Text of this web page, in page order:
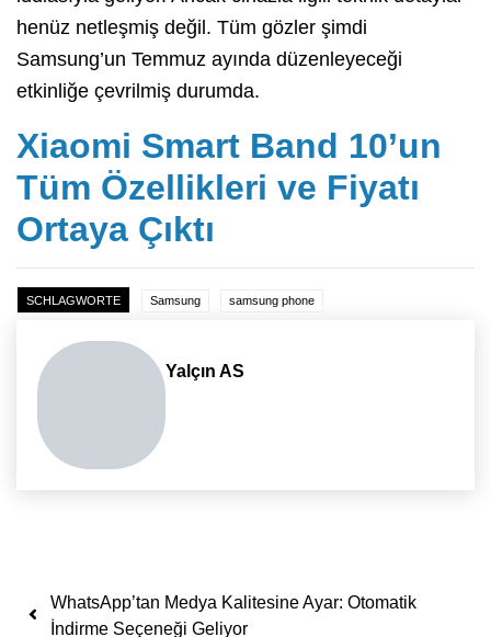
henüz netleşmiş değil. Tüm gözler şimdi
Samsung’un Temmuz ayında düzenleyeceği
etkinliğe çevrilmiş durumda.
Xiaomi Smart Band 10’un
Tüm Özellikleri ve Fiyatı
Ortaya Çıktı
SCHLAGWORTE Samsung samsung phone
Yalçın AS
Yazı dolaşımı
WhatsApp’tan Medya Kalitesine Ayar: Otomatik
İndirme Seçeneği Geliyor